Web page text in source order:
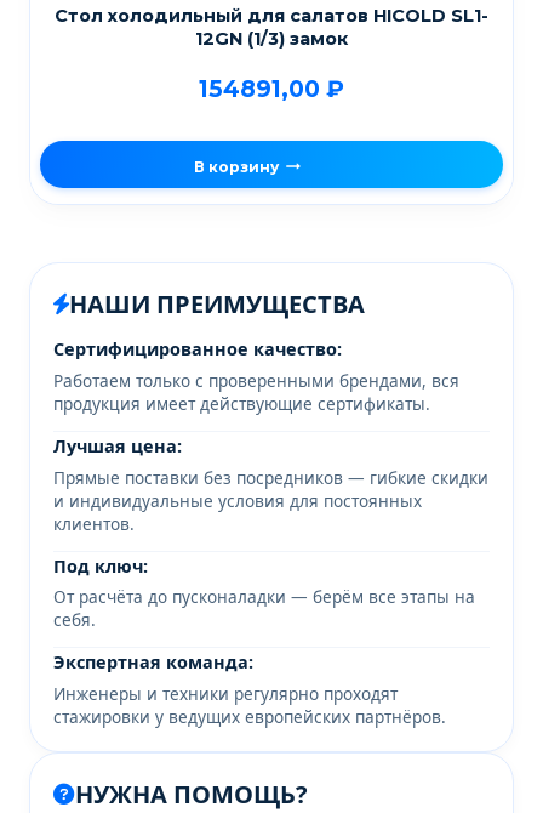
Стол холодильный для салатов HICOLD SL1-
12GN (1/3) замок
154891,00 ₽
В корзину
НАШИ ПРЕИМУЩЕСТВА
Сертифицированное качество:
Работаем только с проверенными брендами, вся
продукция имеет действующие сертификаты.
Лучшая цена:
Прямые поставки без посредников — гибкие скидки
и индивидуальные условия для постоянных
клиентов.
Под ключ:
От расчёта до пусконаладки — берём все этапы на
себя.
Экспертная команда:
Инженеры и техники регулярно проходят
стажировки у ведущих европейских партнёров.
НУЖНА ПОМОЩЬ?